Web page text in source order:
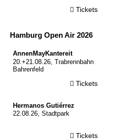
Tickets
Hamburg Open Air 2026
AnnenMayKantereit
20.+21.08.26, Trabrennbahn
Bahrenfeld
Tickets
Hermanos Gutiérrez
22.08.26, Stadtpark
Tickets